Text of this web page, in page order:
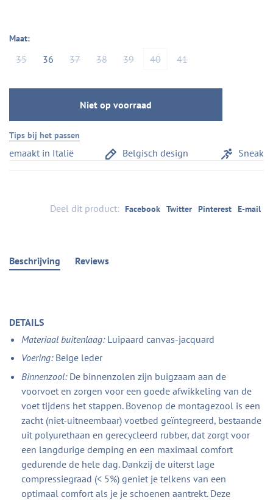
Maat:
35 36 37 38 39 40 41
Niet op voorraad
Tips bij het passen
in Italië Belgisch design
Deel dit product: Facebook Twitter Pinterest E-mail
Beschrijving Reviews
DETAILS
Materiaal buitenlaag: Luipaard canvas-jacquard
Voering:Beige leder
Binnenzool:De binnenzolen zijn buigzaam aan de
voorvoet en zorgen voor een goede afwikkeling van de
voet tijdens het stappen. Bovenop de montagezool is een
zacht (niet-uitneembaar) voetbed geïntegreerd, bestaande
uit polyurethaan en gerecycleerd rubber, dat zorgt voor
een langdurige demping en een maximaal comfort
gedurende de hele dag. Dankzij de uiterst lage
compressiegraad (< 5%) geniet je telkens van een
optimaal comfort als je je schoenen aantrekt. Deze